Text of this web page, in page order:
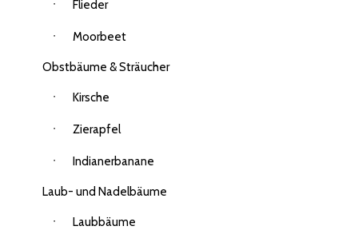
Flieder
Moorbeet
Obstbäume & Sträucher
Kirsche
Zierapfel
Indianerbanane
Laub- und Nadelbäume
Laubbäume